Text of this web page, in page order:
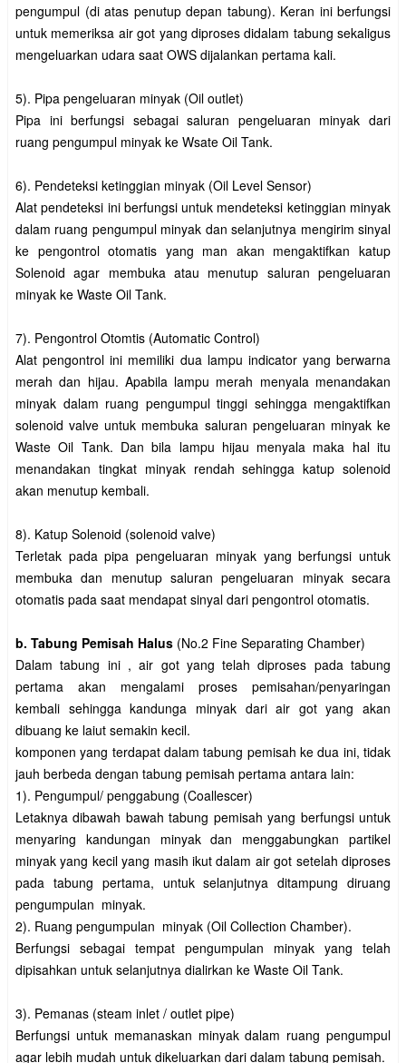
pengumpul (di atas penutup depan tabung). Keran ini berfungsi
untuk memeriksa air got yang diproses didalam tabung sekaligus
mengeluarkan udara saat OWS dijalankan pertama kali.
5). Pipa pengeluaran minyak (Oil outlet)
Pipa ini berfungsi sebagai saluran pengeluaran minyak dari
ruang pengumpul minyak ke Wsate Oil Tank.
6). Pendeteksi ketinggian minyak (Oil Level Sensor)
Alat pendeteksi ini berfungsi untuk mendeteksi ketinggian minyak
dalam ruang pengumpul minyak dan selanjutnya mengirim sinyal
ke pengontrol otomatis yang man akan mengaktifkan katup
Solenoid agar membuka atau menutup saluran pengeluaran
minyak ke Waste Oil Tank.
7). Pengontrol Otomtis (Automatic Control)
Alat pengontrol ini memiliki dua lampu indicator yang berwarna
merah dan hijau. Apabila lampu merah menyala menandakan
minyak dalam ruang pengumpul tinggi sehingga mengaktifkan
solenoid valve untuk membuka saluran pengeluaran minyak ke
Waste Oil Tank. Dan bila lampu hijau menyala maka hal itu
menandakan tingkat minyak rendah sehingga katup solenoid
akan menutup kembali.
8). Katup Solenoid (solenoid valve)
Terletak pada pipa pengeluaran minyak yang berfungsi untuk
membuka dan menutup saluran pengeluaran minyak secara
otomatis pada saat mendapat sinyal dari pengontrol otomatis.
b. Tabung Pemisah Halus (No.2 Fine Separating Chamber)
Dalam tabung ini , air got yang telah diproses pada tabung
pertama akan mengalami proses pemisahan/penyaringan
kembali sehingga kandunga minyak dari air got yang akan
dibuang ke laiut semakin kecil.
komponen yang terdapat dalam tabung pemisah ke dua ini, tidak
jauh berbeda dengan tabung pemisah pertama antara lain:
1). Pengumpul/ penggabung (Coallescer)
Letaknya dibawah bawah tabung pemisah yang berfungsi untuk
menyaring kandungan minyak dan menggabungkan partikel
minyak yang kecil yang masih ikut dalam air got setelah diproses
pada tabung pertama, untuk selanjutnya ditampung diruang
pengumpulan minyak.
2). Ruang pengumpulan minyak (Oil Collection Chamber).
Berfungsi sebagai tempat pengumpulan minyak yang telah
dipisahkan untuk selanjutnya dialirkan ke Waste Oil Tank.
3). Pemanas (steam inlet / outlet pipe)
Berfungsi untuk memanaskan minyak dalam ruang pengumpul
agar lebih mudah untuk dikeluarkan dari dalam tabung pemisah.